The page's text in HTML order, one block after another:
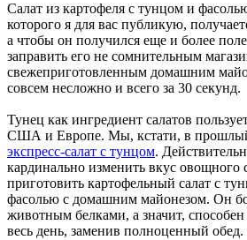
Салат из картофеля с тунцом и
которого я для вас публикую,
а чтобы он получился еще и более
заправить его не сомнительным
свежеприготовленным домашним
совсем несложно и всего за 30 секунд.
Тунец как ингредиент салатов
США и Европе. Мы, кстати, в прошлый
экспресс-салат с тунцом.
кардинально изменить вкус овощного
приготовить картофельный салат с
фасолью с домашним майонезом. Он
животным белками, а значит,
весь день, заменив полноценный обед.